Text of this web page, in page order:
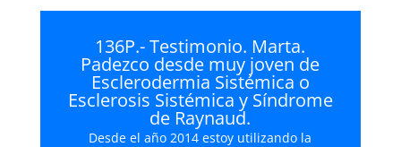
136P.- Testimonio. Marta.
Padezco desde muy joven de
Esclerodermia Sistémica o
Esclerosis Sistémica y Síndrome
de Raynaud.
Desde el año 2014 estoy utilizando la